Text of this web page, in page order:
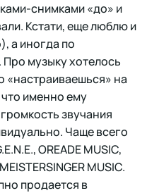
снимками «до» и
Кстати, еще люблю и
а иногда по
музыку хотелось
«настраиваешься» на
именно ему
звучания
Чаще всего
OREADE MUSIC,
MUSIC.
продается в